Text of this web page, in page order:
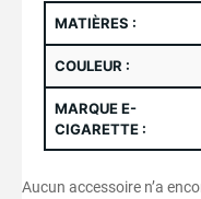
MATIÈRES :
COULEUR :
MARQUE E-
CIGARETTE :
Aucun accessoire n’a